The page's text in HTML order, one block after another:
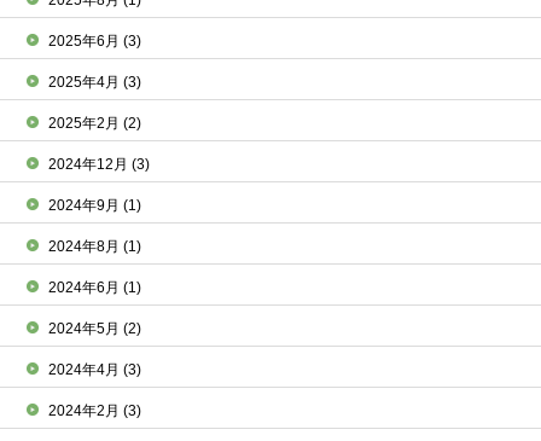
2025年6月(3)
2025年4月(3)
2025年2月(2)
2024年12月(3)
2024年9月(1)
2024年8月(1)
2024年6月(1)
2024年5月(2)
2024年4月(3)
2024年2月(3)